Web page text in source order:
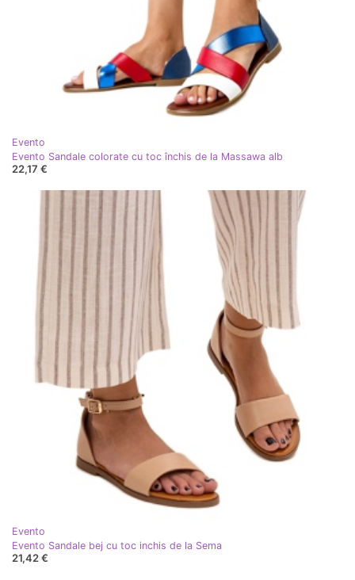
Evento
Evento Sandale colorate cu toc închis de la Massawa alb
22,17 €
Evento
Evento Sandale bej cu toc inchis de la Sema
21,42 €